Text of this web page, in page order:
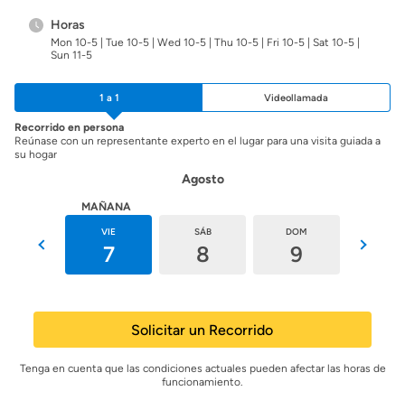
Horas
Mon 10-5 | Tue 10-5 | Wed 10-5 | Thu 10-5 | Fri 10-5 | Sat 10-5 |
Sun 11-5
1 a 1 Videollamada
Recorrido en persona
Reúnase con un representante experto en el lugar para una visita guiada a
su hogar
Agosto
MAÑANA
VIE
7
SÁB
8
DOM
9
Solicitar un Recorrido
Tenga en cuenta que las condiciones actuales pueden afectar las horas de
funcionamiento.